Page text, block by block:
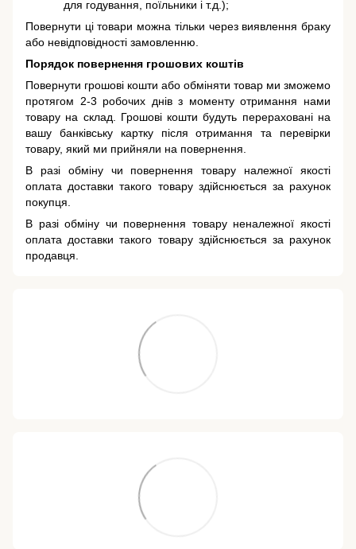
для годування, поїльники і т.д.);
Повернути ці товари можна тільки через виявлення браку
або невідповідності замовленню.
Порядок повернення грошових коштів
Повернути грошові кошти або обміняти товар ми зможемо
протягом 2-3 робочих днів з моменту отримання нами
товару на склад. Грошові кошти будуть перераховані на
вашу банківську картку після отримання та перевірки
товару, який ми прийняли на повернення.
В разі обміну чи повернення товару належної якості
оплата доставки такого товару здійснюється за рахунок
покупця.
В разі обміну чи повернення товару неналежної якості
оплата доставки такого товару здійснюється за рахунок
продавця.